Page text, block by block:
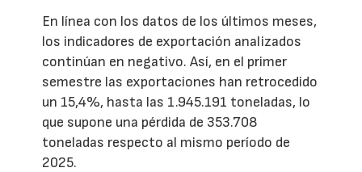
En línea con los datos de los últimos meses,
los indicadores de exportación analizados
continúan en negativo. Así, en el primer
semestre las exportaciones han retrocedido
un 15,4%, hasta las 1.945.191 toneladas, lo
que supone una pérdida de 353.708
toneladas respecto al mismo período de
2025.